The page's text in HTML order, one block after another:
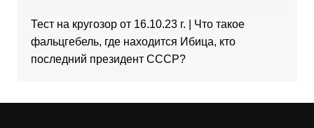
Тест на кругозор от 16.10.23 г. | Что такое
фальцгебель, где находится Ибица, кто
последний президент СССР?